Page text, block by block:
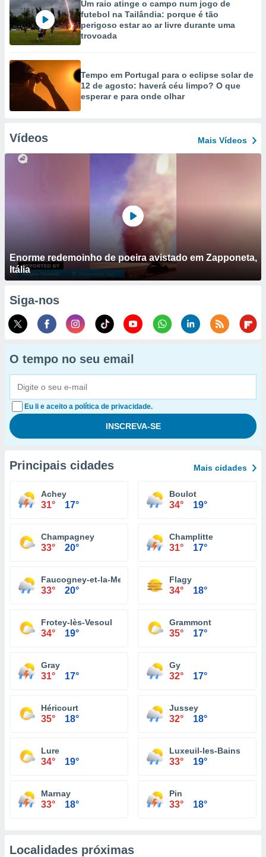
Um raio atinge o campo num jogo de
futebol na Tailândia: porque é tão
perigoso estar ao ar livre durante uma
trovoada
Tempo em Portugal para o eclipse solar de
12 de agosto: haverá céu limpo? O que
esperar e para onde olhar
Vídeos Mais Vídeos
Enorme redemoinho de poeira avistado em Zapponeta,
Itália
Siga-nos
O tempo no seu email
Eu li e aceito a política de privacidade.
Principais cidades Mais cidades
Achey
31° 17°
Boulot
34° 19°
Champagney
33° 20°
Champlitte
31° 17°
Faucogney-et-la-Mer
33° 20°
Flagy
34° 18°
Frotey-lès-Vesoul
34° 19°
Grammont
35° 17°
Gray
31° 17°
Gy
32° 17°
Héricourt
35° 18°
Jussey
32° 18°
Lure
34° 19°
Luxeuil-les-Bains
33° 19°
Marnay
33° 18°
Pin
33° 18°
Localidades próximas